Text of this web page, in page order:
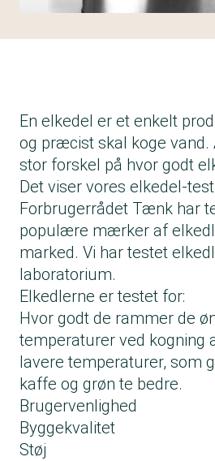
En elkedel er et enkelt
og præcist skal koge vand.
stor forskel på hvor godt
Det viser vores elkedel-
Forbrugerrådet Tænk har
populære mærker af
marked. Vi har testet
laboratorium.
Elkedlerne er testet for:
Hvor godt de rammer de
temperaturer ved kogning
lavere temperaturer, som
kaffe og grøn te bedre.
Brugervenlighed
Byggekvalitet
Støj